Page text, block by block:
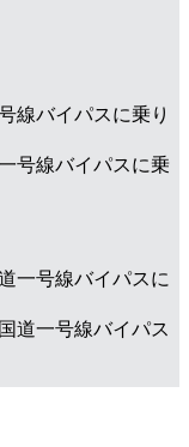
線バイパスに乗り
号線バイパスに乗
一号線バイパスに
道一号線バイパス